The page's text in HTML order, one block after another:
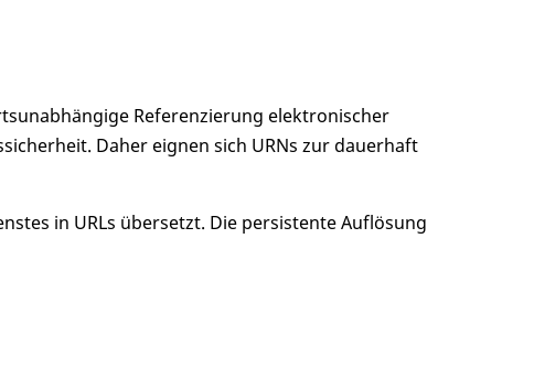
Referenzierung elektronischer
Daher eignen sich URNs zur dauerhaft
in URLs übersetzt. Die persistente Auflösung